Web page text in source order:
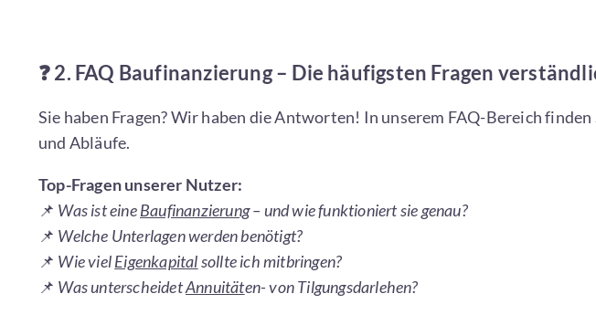
❓2. FAQ Baufinanzierung – Die häufigsten Fragen
Sie haben Fragen? Wir haben die Antworten! In unserem FAQ-Bereich
und Abläufe.
Top-Fragen unserer Nutzer:
📌 Was ist eineBaufinanzierung– und wie funktioniert sie genau?
📌 Welche Unterlagen werden benötigt?
📌 Wie vielEigenkapitalsollte ich mitbringen?
📌 Was unterscheidetAnnuitäten- von Tilgungsdarlehen?